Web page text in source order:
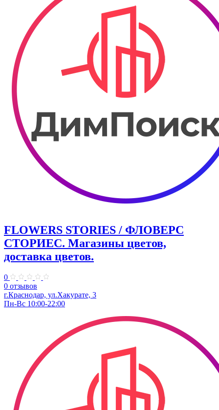
FLOWERS STORIES / ФЛОВЕРС
СТОРИЕС. Магазины цветов,
доставка цветов.
0
0 отзывов
г.Краснодар, ул.Хакурате, 3
Пн-Вс 10:00-22:00